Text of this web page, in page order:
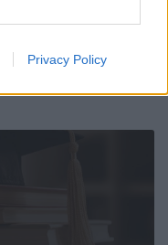
Privacy Policy